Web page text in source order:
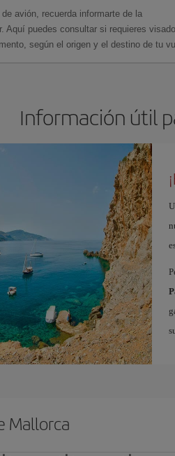
avión, recuerda informarte de la
Aquí puedes consultar si requieres
según el origen y el destino de tu
Información útil
Mallorca